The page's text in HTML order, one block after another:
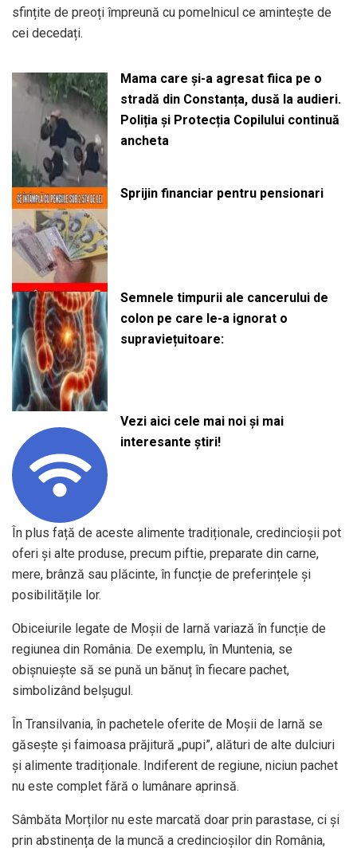
sfințite de preoți împreună cu pomelnicul ce amintește de
cei decedați.
Mama care și-a agresat fiica pe o
stradă din Constanța, dusă la audieri.
Poliția și Protecția Copilului continuă
ancheta
Sprijin financiar pentru pensionari
Semnele timpurii ale cancerului de
colon pe care le-a ignorat o
supraviețuitoare:
Vezi aici cele mai noi și mai
interesante știri!
În plus față de aceste alimente tradiționale, credincioșii pot
oferi și alte produse, precum piftie, preparate din carne,
mere, brânză sau plăcinte, în funcție de preferințele și
posibilitățile lor.
Obiceiurile legate de Moșii de Iarnă variază în funcție de
regiunea din România. De exemplu, în Muntenia, se
obișnuiește să se pună un bănuț în fiecare pachet,
simbolizând belșugul.
În Transilvania, în pachetele oferite de Moșii de Iarnă se
găsește și faimoasa prăjitură „pupi”, alături de alte dulciuri
și alimente tradiționale. Indiferent de regiune, niciun pachet
nu este complet fără o lumânare aprinsă.
Sâmbăta Morților nu este marcată doar prin parastase, ci și
prin abstinența de la muncă a credincioșilor din România,